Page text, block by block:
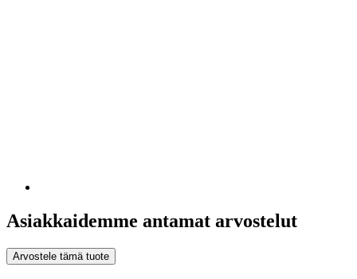
Asiakkaidemme antamat arvostelut
Arvostele tämä tuote